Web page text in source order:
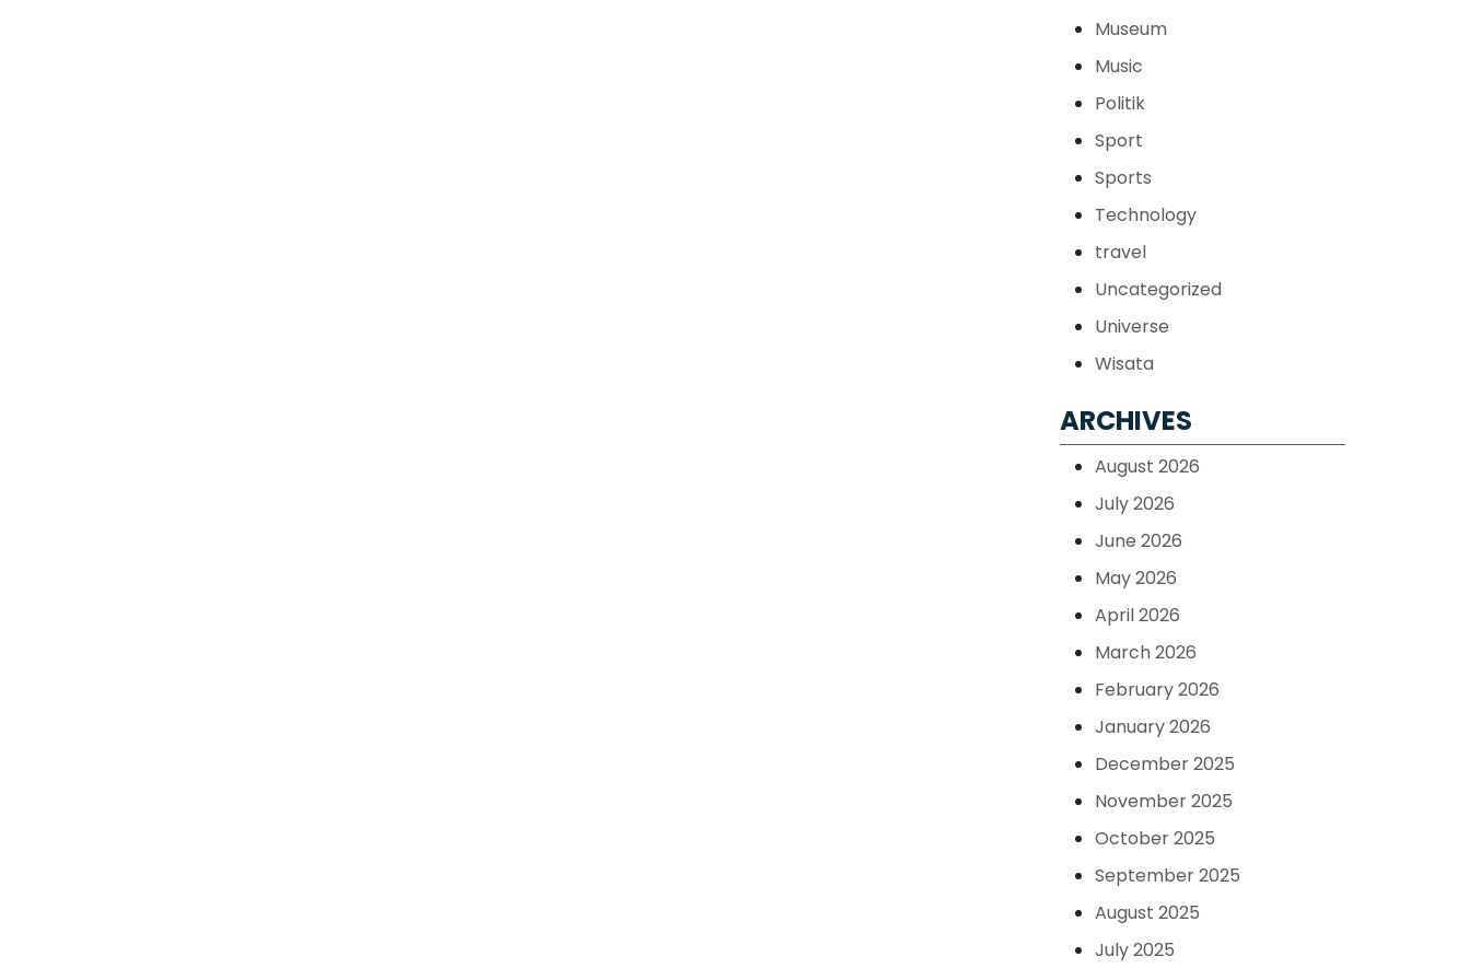
Museum
Music
Politik
Sport
Sports
Technology
travel
Uncategorized
Universe
Wisata
ARCHIVES
August 2026
July 2026
June 2026
May 2026
April 2026
March 2026
February 2026
January 2026
December 2025
November 2025
October 2025
September 2025
August 2025
July 2025